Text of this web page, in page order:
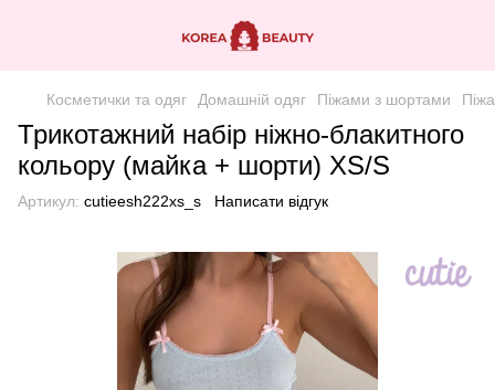
Косметички та одяг Домашній одяг Піжами з шортами
Трикотажний набір ніжно-блакитного
кольору (майка + шорти) XS/S
Артикул: cutieesh222xs_s Написати відгук